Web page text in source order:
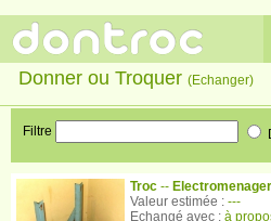
Troc --
Valeur estimée : ---
Echangé avec : à
Filtre
Donner ou Troquer (Echanger)